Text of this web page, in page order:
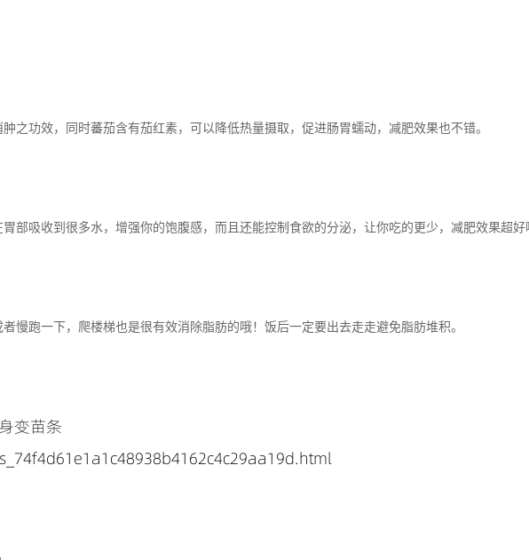
之功效，同时蕃茄含有茄红素，可以降低热量摄取，促进肠胃蠕动，减肥效果也不错。
部吸收到很多水，增强你的饱腹感，而且还能控制食欲的分泌，让你吃的更少，减肥效果超
慢跑一下，爬楼梯也是很有效消除脂肪的哦！饭后一定要出去走走避免脂肪堆积。
变苗条